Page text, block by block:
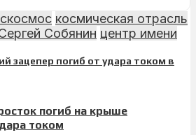
космическая отрасль
Собянин центр имени
погиб на крыше
током